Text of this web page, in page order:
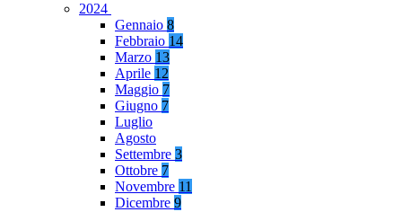
2024
Gennaio 8
Febbraio 14
Marzo 13
Aprile 12
Maggio 7
Giugno 7
Luglio
Agosto
Settembre 3
Ottobre 7
Novembre 11
Dicembre 9